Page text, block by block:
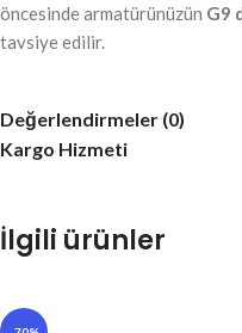
öncesinde armatürünüzün G9
tavsiye edilir.
Değerlendirmeler (0)
Kargo Hizmeti
İlgili ürünler